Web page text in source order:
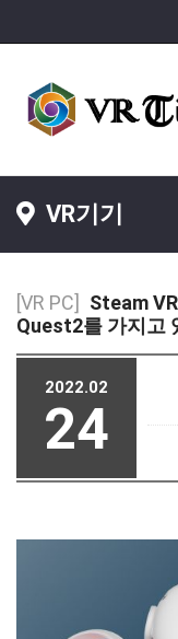
VR기기
[VR PC]
Steam
Quest2를 가지고
2022.02
24